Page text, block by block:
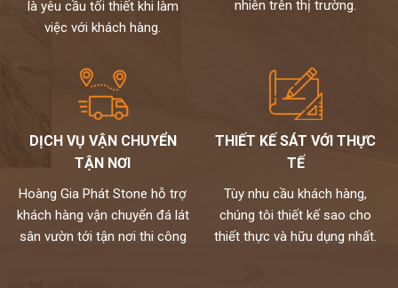
là yêu cầu tối thiết khi làm
việc với khách hàng.
nhiên trên thị trường.
DỊCH VỤ VẬN CHUYỂN
TẬN NƠI
Hoàng Gia Phát Stone hỗ trợ
khách hàng vận chuyển đá lát
sân vườn tới tận nơi thi công
THIẾT KẾ SÁT VỚI THỰC
TẾ
Tùy nhu cầu khách hàng,
chúng tôi thiết kế sao cho
thiết thực và hữu dụng nhất.